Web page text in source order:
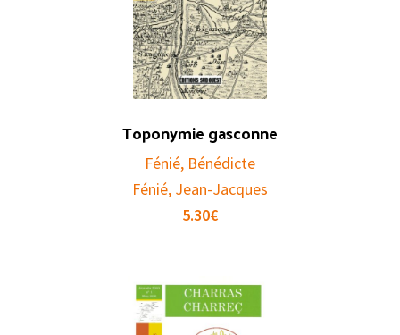
Toponymie gasconne
Fénié, Bénédicte
Fénié, Jean-Jacques
5.30€